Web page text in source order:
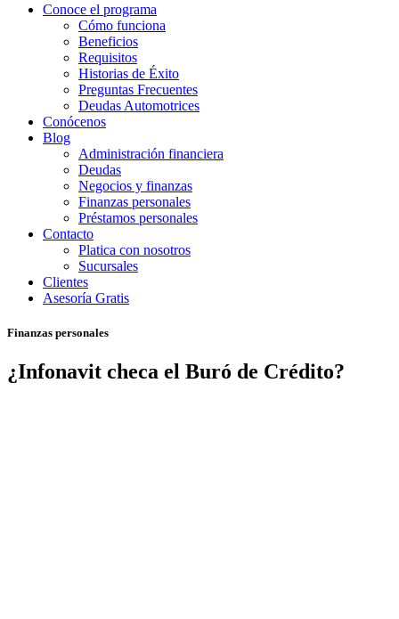
Conoce el programa
Cómo funciona
Beneficios
Requisitos
Historias de Éxito
Preguntas Frecuentes
Deudas Automotrices
Conócenos
Blog
Administración financiera
Deudas
Negocios y finanzas
Finanzas personales
Préstamos personales
Contacto
Platica con nosotros
Sucursales
Clientes
Asesoría Gratis
Finanzas personales
¿Infonavit checa el Buró de Crédito?